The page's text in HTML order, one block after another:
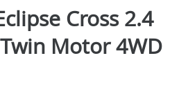
Cross 2.4
Twin Motor 4WD